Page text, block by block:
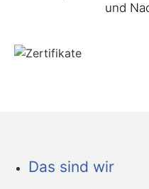
und
Das sind wir